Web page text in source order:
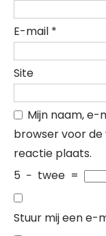
E-mail *
Site
Mijn naam, e-
browser voor
reactie plaats.
5 − twee =
Stuur mij een e-